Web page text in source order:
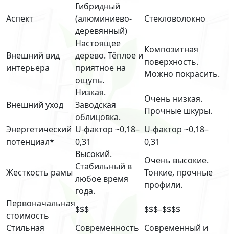
Аспект
Гибридный
(алюминиево-
деревянный)
Стекловолокно
Внешний вид
интерьера
Настоящее
дерево. Тёплое и
приятное на
ощупь.
Композитная
поверхность.
Можно покрасить.
Внешний уход
Низкая.
Заводская
облицовка.
Очень низкая.
Прочные шкуры.
Энергетический
потенциал*
U-фактор ~0,18–
0,31
U-фактор ~0,18–
0,31
Жесткость рамы
Высокий.
Стабильный в
любое время
года.
Очень высокие.
Тонкие, прочные
профили.
Первоначальная
стоимость
$$$
$$$–$$$$
Стильная
Современность Современный и